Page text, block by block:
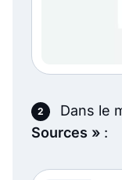
Dans le
Sources » :